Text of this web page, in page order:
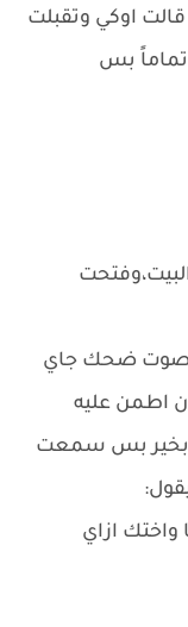
اوكي وتقبلت
تماماً بس
ضحك جاي
اطمن عليه
بخير بس سمعت
ازاي